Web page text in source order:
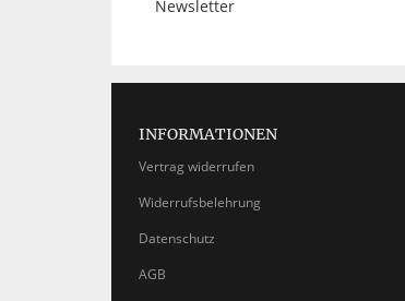
Newsletter
INFORMATIONEN
Vertrag widerrufen
Widerrufsbelehrung
Datenschutz
AGB